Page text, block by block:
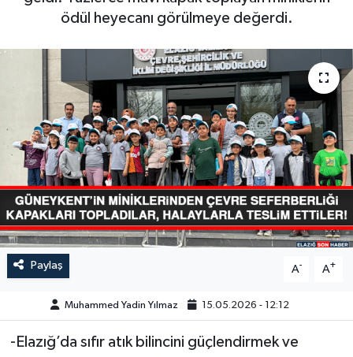
ödül heyecanı görülmeye değerdi.
Paylaş A- A+
Muhammed Yadin Yılmaz 15.05.2026 - 12:12
-Elazığ’da sıfır atık bilincini güçlendirmek ve
HABERDE İNSAN
KÜLTÜR-SANAT
MAGAZİN
MEDYA
ÖZEL HABER
POLİTİKA
SAĞLIK
SİYASET